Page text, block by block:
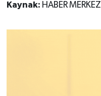
Kaynak: HABER MERKEZİ